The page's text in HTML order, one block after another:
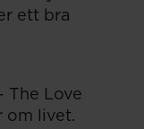
ett bra
The Love
om livet.